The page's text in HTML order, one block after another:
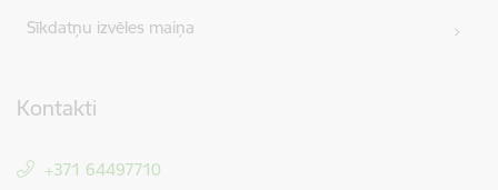
Sīkdatņu izvēles maiņa
Kontakti
+371 64497710